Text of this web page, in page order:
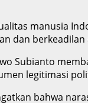
manusia
dan berkeadilan
Subianto
legitimasi
bahwa